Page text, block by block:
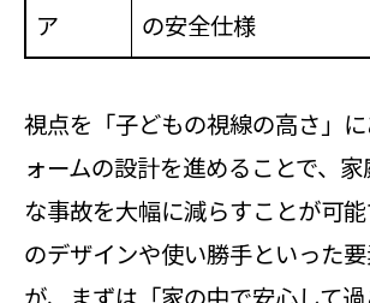
ア
の安全仕様
視点を「子どもの視線の高さ」
ォームの設計を進めることで、
な事故を大幅に減らすことが可
のデザインや使い勝手といった